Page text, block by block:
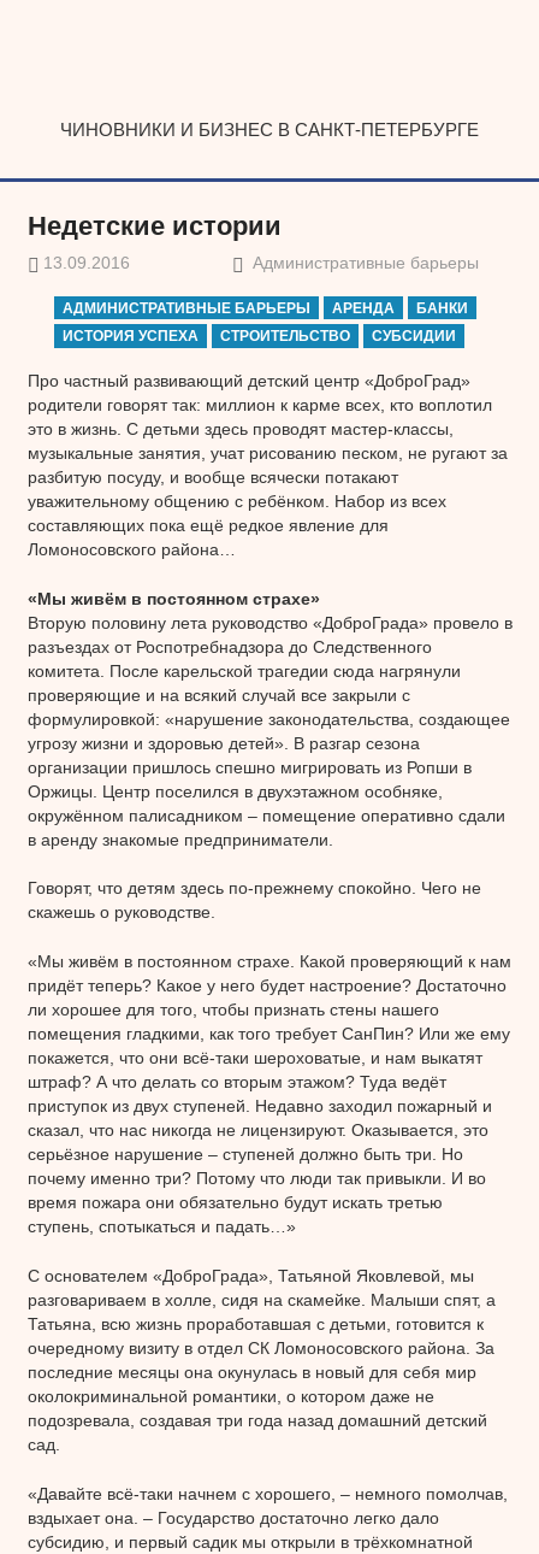
ЧИНОВНИКИ И БИЗНЕС В САНКТ-ПЕТЕРБУРГЕ
Недетские истории
13.09.2016 Административные барьеры
АДМИНИСТРАТИВНЫЕ БАРЬЕРЫ АРЕНДА
БАНКИ
ИСТОРИЯ УСПЕХА
СТРОИТЕЛЬСТВО СУБСИДИИ
Про частный развивающий детский центр «ДоброГрад»
родители говорят так: миллион к карме всех, кто воплотил
это в жизнь. С детьми здесь проводят мастер-классы,
музыкальные занятия, учат рисованию песком, не ругают за
разбитую посуду, и вообще всячески потакают
уважительному общению с ребёнком. Набор из всех
составляющих пока ещё редкое явление для
Ломоносовского района…
«Мы живём в постоянном страхе»
Вторую половину лета руководство «ДоброГрада» провело в
разъездах от Роспотребнадзора до Следственного
комитета. После карельской трагедии сюда нагрянули
проверяющие и на всякий случай все закрыли с
формулировкой: «нарушение законодательства, создающее
угрозу жизни и здоровью детей». В разгар сезона
организации пришлось спешно мигрировать из Ропши в
Оржицы. Центр поселился в двухэтажном особняке,
окружённом палисадником – помещение оперативно сдали
в аренду знакомые предприниматели.
Говорят, что детям здесь по-прежнему спокойно. Чего не
скажешь о руководстве.
«Мы живём в постоянном страхе. Какой проверяющий к нам
придёт теперь? Какое у него будет настроение? Достаточно
ли хорошее для того, чтобы признать стены нашего
помещения гладкими, как того требует СанПин? Или же ему
покажется, что они всё-таки шероховатые, и нам выкатят
штраф? А что делать со вторым этажом? Туда ведёт
приступок из двух ступеней. Недавно заходил пожарный и
сказал, что нас никогда не лицензируют. Оказывается, это
серьёзное нарушение – ступеней должно быть три. Но
почему именно три? Потому что люди так привыкли. И во
время пожара они обязательно будут искать третью
ступень, спотыкаться и падать…»
С основателем «ДоброГрада», Татьяной Яковлевой, мы
разговариваем в холле, сидя на скамейке. Малыши спят, а
Татьяна, всю жизнь проработавшая с детьми, готовится к
очередному визиту в отдел СК Ломоносовского района. За
последние месяцы она окунулась в новый для себя мир
околокриминальной романтики, о котором даже не
подозревала, создавая три года назад домашний детский
сад.
«Давайте всё-таки начнем с хорошего, – немного помолчав,
вздыхает она. – Государство достаточно легко дало
субсидию, и первый садик мы открыли в трёхкомнатной